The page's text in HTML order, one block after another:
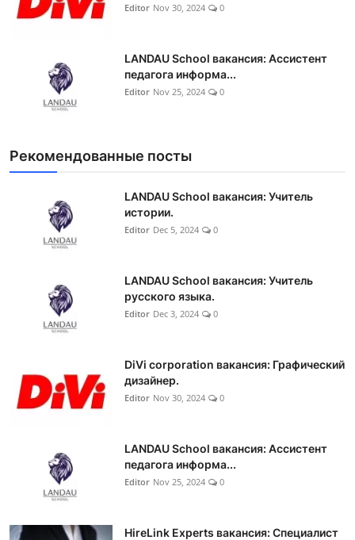
Editor Nov 30, 2024 0
LANDAU School вакансия: Ассистент
педагога информа...
Editor Nov 25, 2024 0
Рекомендованные посты
LANDAU School вакансия: Учитель
истории.
Editor Dec 5, 2024 0
LANDAU School вакансия: Учитель
русского языка.
Editor Dec 3, 2024 0
DiVi corporation вакансия: Графический
дизайнер.
Editor Nov 30, 2024 0
LANDAU School вакансия: Ассистент
педагога информа...
Editor Nov 25, 2024 0
HireLink Experts вакансия: Специалист